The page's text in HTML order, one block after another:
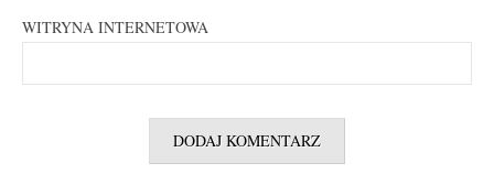
WITRYNA INTERNETOWA